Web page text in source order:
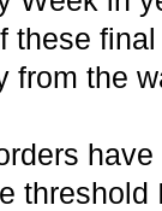
these
from the
threshold